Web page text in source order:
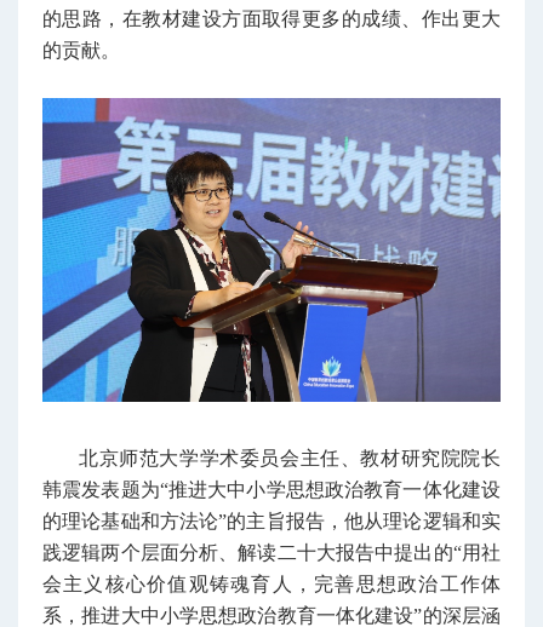
的思路，在教材建设方面取得更多的成绩、作出更大
的贡献。
北京师范大学学术委员会主任、教材研究院院长
韩震发表题为“推进大中小学思想政治教育一体化建设
的理论基础和方法论”的主旨报告，他从理论逻辑和实
践逻辑两个层面分析、解读二十大报告中提出的“用社
会主义核心价值观铸魂育人，完善思想政治工作体
系，推进大中小学思想政治教育一体化建设”的深层涵